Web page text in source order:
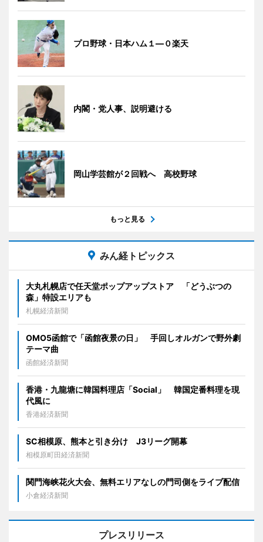
プロ野球・日本ハム１―０楽天
内閣・党人事、説明避ける
岡山学芸館が２回戦へ 高校野球
もっと見る
みん経トピックス
大丸札幌店で任天堂ポップアップストア 「どうぶつの
森」特設エリアも
札幌経済新聞
OMO5函館で「函館夜景の日」 手回しオルガンで野外劇
テーマ曲
函館経済新聞
香港・九龍塘に韓国料理店「Social」 韓国定番料理を現
代風に
香港経済新聞
SC相模原、熊本と引き分け J3リーグ開幕
相模原町田経済新聞
関門海峡花火大会、無料エリアなしの門司側をライブ配信
小倉経済新聞
プレスリリース